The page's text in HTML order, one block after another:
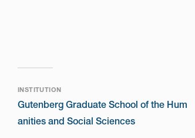
INSTITUTION
Gutenberg Graduate School of the Hum
anities and Social Sciences